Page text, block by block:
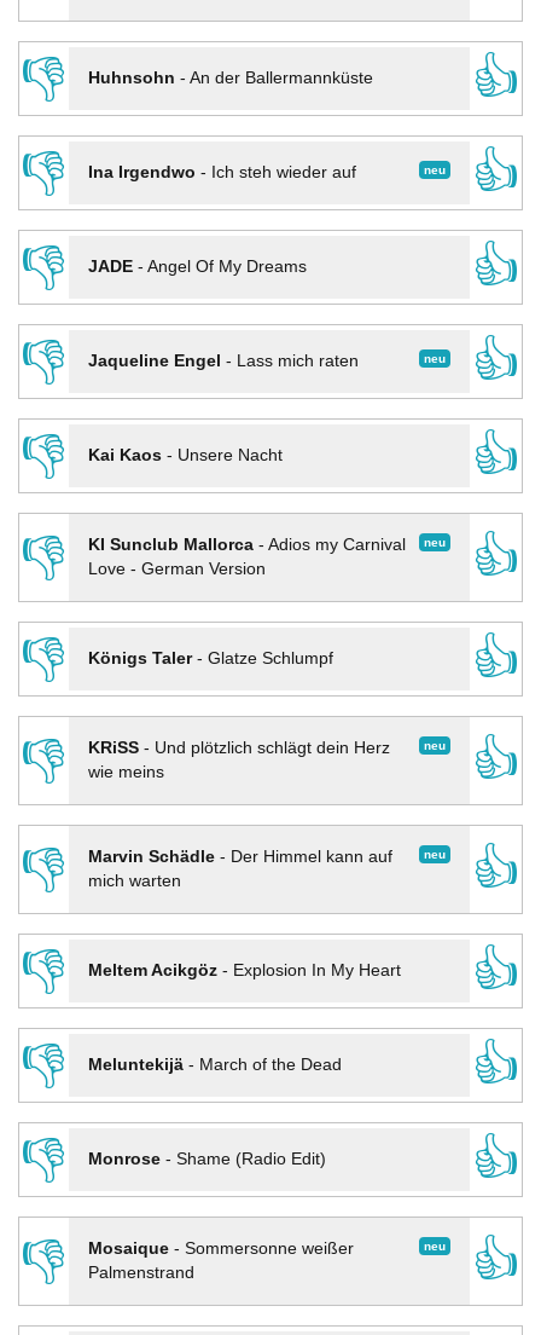
👎
Huhnsohn - An der Ballermannküste
👍
👎
neu
Ina Irgendwo - Ich steh wieder auf
👍
👎
JADE- Angel Of My Dreams
👍
👎
neu
Jaqueline Engel - Lass mich raten
👍
👎
Kai Kaos- Unsere Nacht
👍
👎
neu
KI Sunclub Mallorca- Adios my Carnival
Love - German Version
👍
👎
Königs Taler- Glatze Schlumpf
👍
👎
neu
KRiSS- Und plötzlich schlägt dein Herz
wie meins
👍
👎 neu
Marvin Schädle- Der Himmel kann auf
mich warten
👍
👎
Meltem Acikgöz- Explosion In My Heart
👍
👎
Meluntekijä- March of the Dead
👍
👎
Monrose- Shame (Radio Edit)
👍
👎
neu
Mosaique- Sommersonne weißer
Palmenstrand
👍